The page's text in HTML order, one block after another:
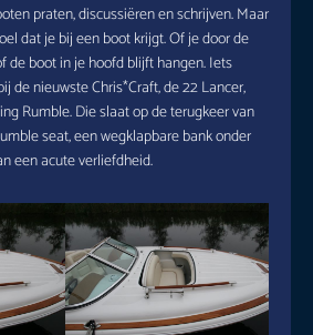
praten, discussiëren en schrijven. Maar
dat je bij een boot krijgt. Of je door de
de boot in je hoofd blijft hangen. Iets
de nieuwste Chris*Craft, de 22 Lancer,
Rumble. Die slaat op de terugkeer van
seat, een wegklapbare bank onder
een acute verliefdheid.